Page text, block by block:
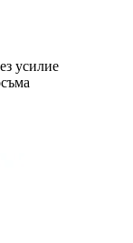
усилие